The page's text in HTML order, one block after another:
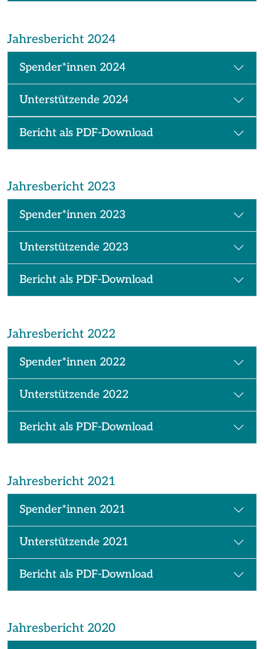
Jahresbericht 2024
Spender*innen 2024
Unterstützende 2024
Bericht als PDF-Download
Jahresbericht 2023
Spender*innen 2023
Unterstützende 2023
Bericht als PDF-Download
Jahresbericht 2022
Spender*innen 2022
Unterstützende 2022
Bericht als PDF-Download
Jahresbericht 2021
Spender*innen 2021
Unterstützende 2021
Bericht als PDF-Download
Jahresbericht 2020